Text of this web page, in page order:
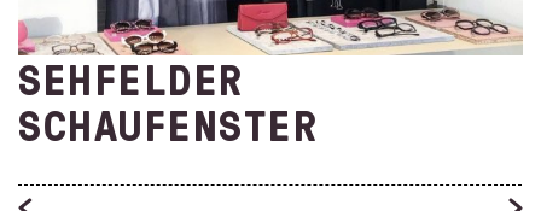
SEHFELDER
SCHAUFENSTER